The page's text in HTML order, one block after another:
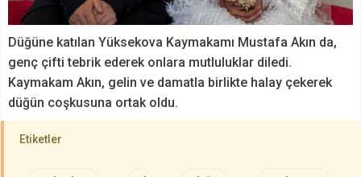
Düğüne katılan Yüksekova Kaymakamı Mustafa Akın da,
genç çifti tebrik ederek onlara mutluluklar diledi.
Kaymakam Akın, gelin ve damatla birlikte halay çekerek
düğün coşkusuna ortak oldu.
Etiketler